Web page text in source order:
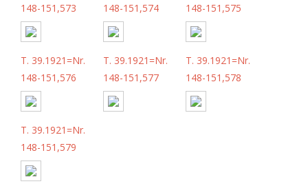
148-151,573
148-151,574
148-151,575
T. 39.1921=Nr.
148-151,576
T. 39.1921=Nr.
148-151,577
T. 39.1921=Nr.
148-151,578
T. 39.1921=Nr.
148-151,579